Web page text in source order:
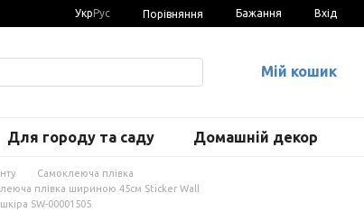
УкрРус Порівняння Бажання Вхід
Мій кошик
Для городу та саду Домашній декор
Самоклеюча плівка
плівка шириною 45см Sticker Wall
SW-00001505